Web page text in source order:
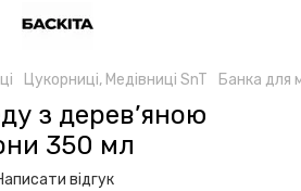
Цукорниці, Медівниці SnT Банка для
з дерев’яною
350 мл
відгук